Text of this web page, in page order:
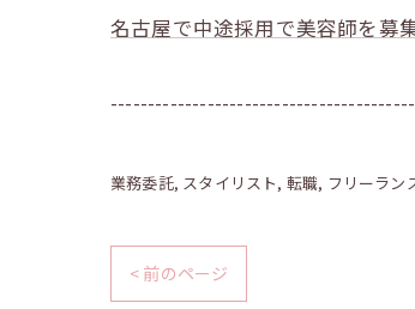
名古屋で中途採用で美容師を募
業務委託 スタイリスト 転職 フリーラン
< 前のページ